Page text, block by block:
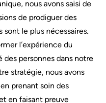
While
You
Are
Here
Accessibility
Mental
Health
and
Addiction
Care
Pediatric
Care
ensemble
2024-
2027
S’adapter
à
l’évolution
nous avons saisi de
de prodiguer des
sont le plus nécessaires.
l’expérience du
des personnes dans notre
stratégie, nous avons
prenant soin des
en faisant preuve